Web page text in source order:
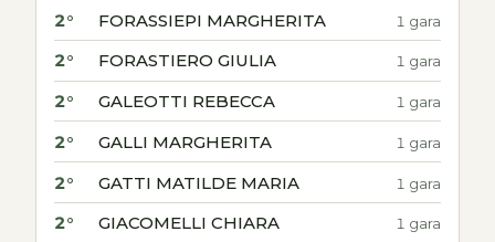
2° FORASSIEPI MARGHERITA 1 gara
2° FORASTIERO GIULIA 1 gara
2° GALEOTTI REBECCA 1 gara
2° GALLI MARGHERITA 1 gara
2° GATTI MATILDE MARIA 1 gara
2° GIACOMELLI CHIARA 1 gara